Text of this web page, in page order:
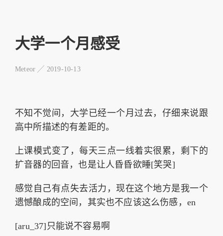
大学一个月感受
Meteor ╱ 2019-10-13
不知不觉间，大学已经一个月过去，仔细来说跟
高中所描述的有差距的。
上课模式变了，每天三点一线着实很累，剩下的
扩音器的回音，也是让人昏昏欲睡[笑哭]
感觉自己有点失去活力，现在这个地方是我一个
遗憾酿成的空间，其实也不应该这么伤感，en
[aru_37]只能说不容易啊